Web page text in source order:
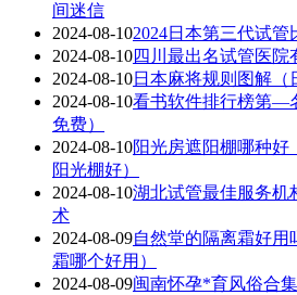
间迷信
2024-08-102024日本第三代试
2024-08-10四川最出名试管医院
2024-08-10日本麻将规则图解（
2024-08-10看书软件排行榜第—
免费）
2024-08-10阳光房遮阳棚哪种好
阳光棚好）
2024-08-10湖北试管最佳服务机
术
2024-08-09自然堂的隔离霜好
霜哪个好用）
2024-08-09闽南怀孕*育风俗合